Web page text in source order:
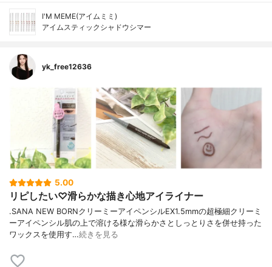
I'M MEME(アイムミミ)
アイムスティックシャドウシマー
yk_free12636
5.00
リピしたい♡滑らかな描き心地アイライナー
.SANA NEW BORNクリーミーアイペンシルEX1.5mmの超極細クリーミ
ーアイペンシル肌の上で溶ける様な滑らかさとしっとりさを併せ持った
ワックスを使用す…続きを見る